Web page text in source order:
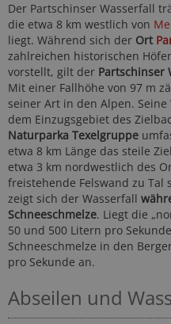
Der Partschinser Wasserfall
die etwa 8 km westlich von
liegt. Während sich der Ort
zahlreichen historischen
vorstellt, gilt der Partschinser
Mit einer Fallhöhe von 97 m
seiner Art in den Alpen.
dem Einzugsgebiet des
Naturparka Texelgruppe
etwa 8 km Länge das steile
etwa 3 km nordwestlich des
freistehende Felswand zu Tal
zeigt sich der Wasserfall
Schneeschmelze. Liegt die
50 und 500 Litern pro
Schneeschmelze in den
pro Sekunde an.
Abseilen und